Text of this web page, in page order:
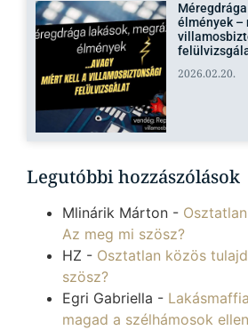
élmények –
2026.02.20.
Legutóbbi hozzászólások
Mlinárik Márton -
Az meg mi szösz?
HZ - Osztatlan közös
szösz?
Egri Gabriella -
magad a szélhámosok